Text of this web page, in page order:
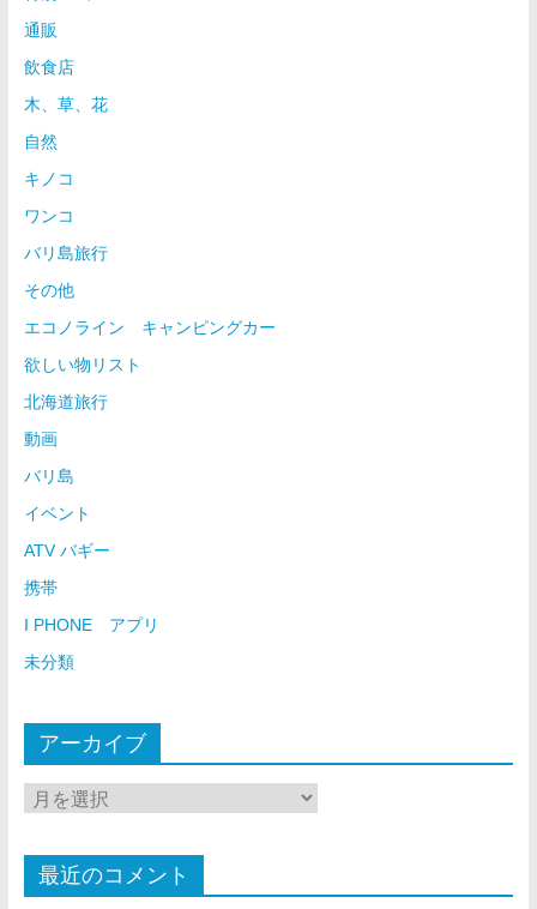
通販
飲食店
木、草、花
自然
キノコ
ワンコ
バリ島旅行
その他
エコノライン キャンピングカー
欲しい物リスト
北海道旅行
動画
バリ島
イベント
ATV バギー
携帯
I PHONE アプリ
未分類
アーカイブ
最近のコメント